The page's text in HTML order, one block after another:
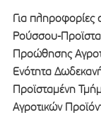
Για
Ρούσσου-
Προώθησης
Ενότητα
Προϊσταμένη
Αγροτικών